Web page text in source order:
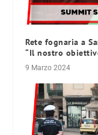
Rete fognaria a
“Il nostro
9 Marzo 2024